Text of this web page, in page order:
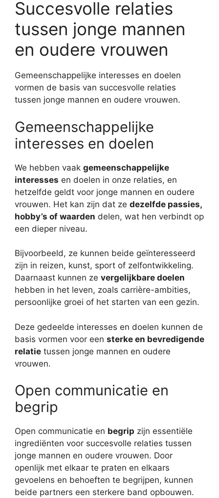
Succesvolle relaties
tussen jonge mannen
en oudere vrouwen
Gemeenschappelijke interesses en doelen
vormen de basis van succesvolle relaties
tussen jonge mannen en oudere vrouwen.
Gemeenschappelijke
interesses en doelen
We hebben vaak gemeenschappelijke
interesses en doelen in onze relaties, en
hetzelfde geldt voor jonge mannen en oudere
vrouwen. Het kan zijn dat ze dezelfde passies,
hobby’s of waarden delen, wat hen verbindt op
een dieper niveau.
Bijvoorbeeld, ze kunnen beide geïnteresseerd
zijn in reizen, kunst, sport of zelfontwikkeling.
Daarnaast kunnen ze vergelijkbare doelen
hebben in het leven, zoals carrière-ambities,
persoonlijke groei of het starten van een gezin.
Deze gedeelde interesses en doelen kunnen de
basis vormen voor een sterke en bevredigende
relatie tussen jonge mannen en oudere
vrouwen.
Open communicatie en
begrip
Open communicatie en begrip zijn essentiële
ingrediënten voor succesvolle relaties tussen
jonge mannen en oudere vrouwen. Door
openlijk met elkaar te praten en elkaars
gevoelens en behoeften te begrijpen, kunnen
beide partners een sterkere band opbouwen.